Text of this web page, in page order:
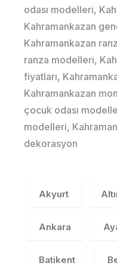
odası modelleri,
Kahramankazan
Kahramankazan
ranza modelleri,
fiyatları,
Kahramankazan
çocuk odası
modelleri,
dekorasyon
Akyurt
Ankara
Batikent